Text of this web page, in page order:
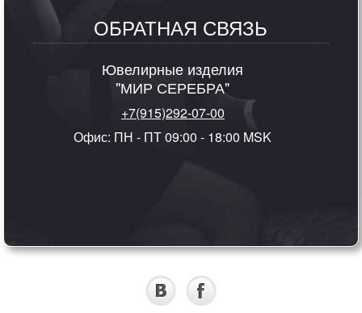
ОБРАТНАЯ СВЯЗЬ
Ювелирные изделия
"МИР СЕРЕБРА"
+7(915)292-07-00
Офис: ПН - ПТ 09:00 - 18:00 MSK